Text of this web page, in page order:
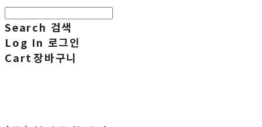
Search 검색
Log In 로그인
Cart장바구니